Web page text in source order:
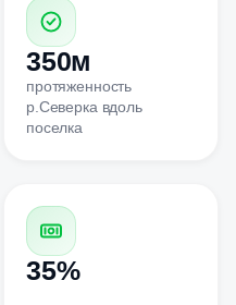
350м
протяженность
р.Северка вдоль
поселка
35%